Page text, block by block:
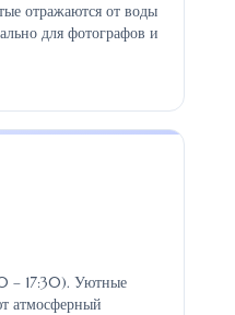
отражаются от воды
для фотографов и
– 17:30). Уютные
атмосферный